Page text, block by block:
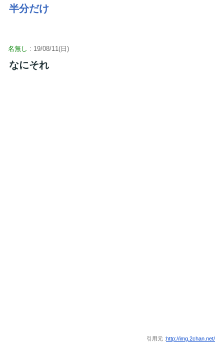
半分だけ
名無し : 19/08/11(日)
なにそれ
引用元 :http://img.2chan.net/